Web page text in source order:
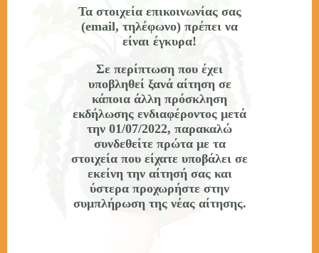
Αναλυτική Περιγραφή
Υποβολή Αιτήσεων
Πληροφορίες
Τα στοιχεία επικοινωνίας σας
(email, τηλέφωνο) πρέπει να
είναι έγκυρα!
Σε περίπτωση που έχει
υποβληθεί ξανά αίτηση σε
κάποια άλλη πρόσκληση
εκδήλωσης ενδιαφέροντος μετά
την 01/07/2022, παρακαλώ
συνδεθείτε πρώτα με τα
στοιχεία που είχατε υποβάλει σε
εκείνη την αίτησή σας και
ύστερα προχωρήστε στην
συμπλήρωση της νέας αίτησης.